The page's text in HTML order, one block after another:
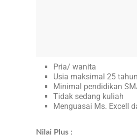
Pria/ wanita
Usia maksimal 25
Minimal pendidikan
Tidak sedang kuliah
Menguasai Ms. Excell
Nilai Plus :